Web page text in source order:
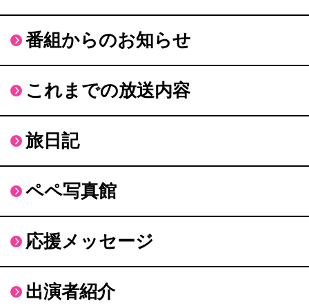
番組からのお知らせ
これまでの放送内容
旅日記
ペペ写真館
応援メッセージ
出演者紹介